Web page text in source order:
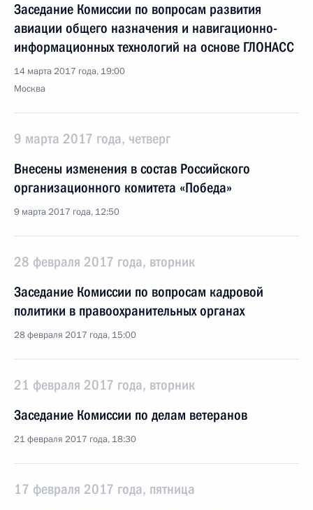
Заседание Комиссии по вопросам развития
авиации общего назначения и навигационно-
информационных технологий на основе ГЛОНАСС
14 марта 2017 года, 19:00
Москва
9 марта 2017 года, четверг
Внесены изменения в состав Российского
организационного комитета «Победа»
9 марта 2017 года, 12:50
28 февраля 2017 года, вторник
Заседание Комиссии по вопросам кадровой
политики в правоохранительных органах
28 февраля 2017 года, 15:00
21 февраля 2017 года, вторник
Заседание Комиссии по делам ветеранов
21 февраля 2017 года, 18:30
17 февраля 2017 года, пятница